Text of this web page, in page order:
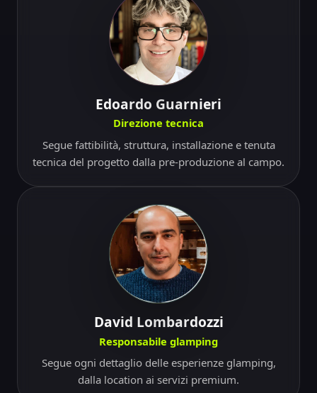
Edoardo Guarnieri
Direzione tecnica
Segue fattibilità, struttura, installazione e tenuta
tecnica del progetto dalla pre-produzione al campo.
David Lombardozzi
Responsabile glamping
Segue ogni dettaglio delle esperienze glamping,
dalla location ai servizi premium.